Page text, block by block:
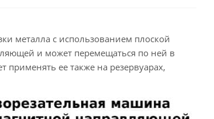
металла с использованием плоской
и может перемещаться по ней в
ее также на резервуарах,